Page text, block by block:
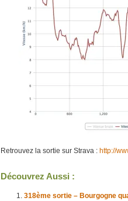
Retrouvez la sortie sur Strava : http://
Découvrez Aussi :
318ème sortie – Bourgogne